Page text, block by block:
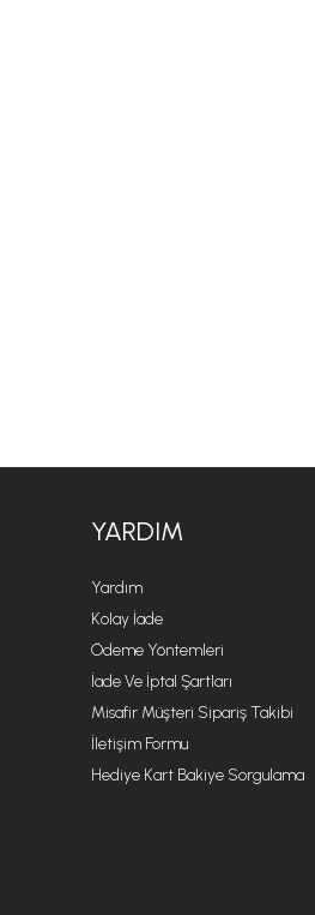
YARDIM
Yardım
Kolay İade
Ödeme Yöntemleri
İade Ve İptal Şartları
Misafir Müşteri Sipariş Takibi
İletişim Formu
Hediye Kart Bakiye Sorgulama